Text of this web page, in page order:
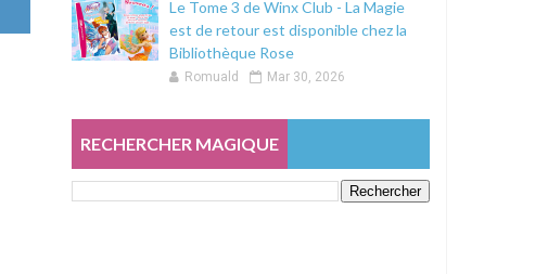
Le Tome 3 de Winx Club - La Magie
est de retour est disponible chez la
Bibliothèque Rose
Romuald Mar 30, 2026
RECHERCHER MAGIQUE